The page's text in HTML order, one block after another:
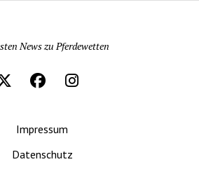
News zu Pferdewetten
Impressum
Datenschutz